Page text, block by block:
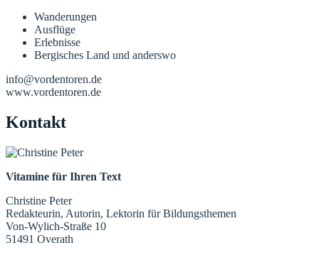
Wanderungen
Ausflüge
Erlebnisse
Bergisches Land und anderswo
info@vordentoren.de
www.vordentoren.de
Kontakt
Vitamine für Ihren Text
Christine Peter
Redakteurin, Autorin, Lektorin für Bildungsthemen
Von-Wylich-Straße 10
51491 Overath